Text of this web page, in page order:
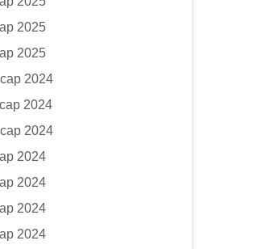
2025
2025
2024
2024
2024
2024
2024
2024
2024